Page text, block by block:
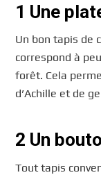
1 Une
Un bon tapis de
correspond à
forêt. Cela
d’Achille et de
2 Un
Tout tapis